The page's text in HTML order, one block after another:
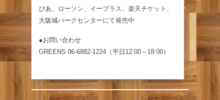
ぴあ、ローソン、イープラス、楽天チケット、
大阪城パークセンターにて発売中
●お問い合わせ
GREENS 06-6882-1224（平日12:00～18:00）